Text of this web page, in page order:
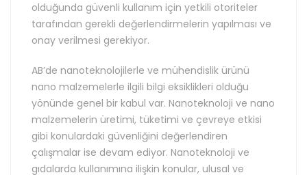
olduğunda güvenli kullanım için yetkili otoriteler
tarafından gerekli değerlendirmelerin yapılması ve
onay verilmesi gerekiyor.
AB’de nanoteknolojilerle ve mühendislik ürünü
nano malzemelerle ilgili bilgi eksiklikleri olduğu
yönünde genel bir kabul var. Nanoteknoloji ve nano
malzemelerin üretimi, tüketimi ve çevreye etkisi
gibi konulardaki güvenliğini değerlendiren
çalışmalar ise devam ediyor. Nanoteknoloji ve
gıdalarda kullanımına ilişkin konular, ulusal ve